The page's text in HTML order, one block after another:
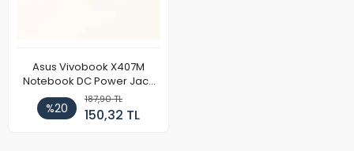
Asus Vivobook X407M
Notebook DC Power Jack
Soketi
%20
187,90 TL
150,32 TL